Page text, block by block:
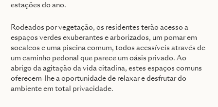
estações do ano.
Rodeados por vegetação, os residentes terão acesso a
espaços verdes exuberantes e arborizados, um pomar em
socalcos e uma piscina comum, todos acessíveis através de
um caminho pedonal que parece um oásis privado. Ao
abrigo da agitação da vida citadina, estes espaços comuns
oferecem-lhe a oportunidade de relaxar e desfrutar do
ambiente em total privacidade.